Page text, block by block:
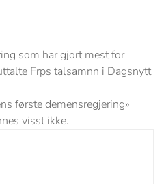
som har gjort mest for
Frps talsamnn i Dagsnytt
første demensregjering»
visst ikke.